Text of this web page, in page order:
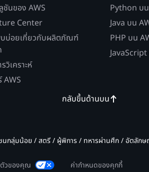
ชันของ AWS
Center
บ่อยเกี่ยวกับผลิตภัณฑ์
วิเคราะห์
AWS
Python บ
Java บน
PHP บน
กลับขึ้นด้านบน
นกลุ่มน้อย / สตรี / ผู้พิการ / ทหารผ่านศึก / อัตลัก
ตัวของคุณ ค่ากำหนดของคุกกี้